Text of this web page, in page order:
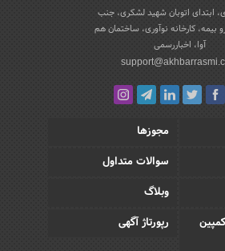
ابتدای اتوبان شهید لشکری، جنب
بیمه، کارخانه نوآوری، ساختمان هم
آوا، اخباررسمی
مجوزها
سوالات متداول
وبلاگ
رپورتاژ آگهی